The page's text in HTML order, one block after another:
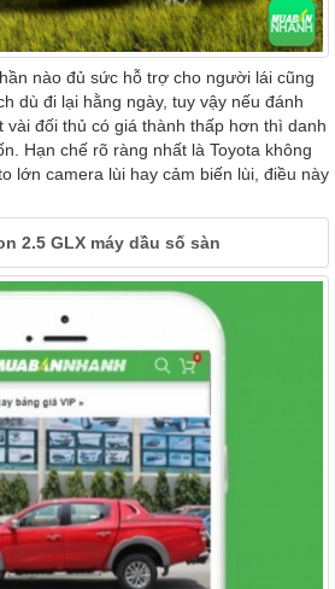
nào đủ sức hỗ trợ cho người lái cũng
dù đi lại hằng ngày, tuy vậy nếu đánh
vài đối thủ có giá thành thấp hơn thì danh
Hạn chế rõ ràng nhất là Toyota không
lớn camera lùi hay cảm biến lùi, điều này
2.5 GLX máy dầu số sàn